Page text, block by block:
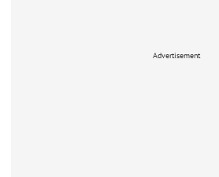
Advertisement